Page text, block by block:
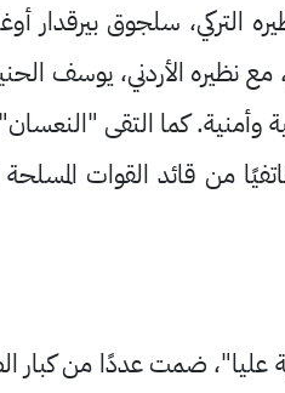
التركي، سلجوق بيرقدار
مع نظيره الأردني، يوسف
وأمنية. كما التقى
من قائد القوات المسلحة
عليا"، ضمت عددًا من كبار